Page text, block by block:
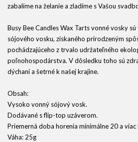
zabalíme na želanie a zladíme s Vašou
Busy Bee Candles Wax Tarts vonné vosky
sójového vosku, získaného prirodzeným
pochádzajúceho z trvalo udržateľného
poľnohospodárstva. V dôsledku toho sú
dýchaní a šetrné k našej krajine.
Obsah:
Vysoko vonný sójový vosk.
Dodávané s flip-top uzáverom.
Priemerná doba horenia minimálne 20 a viac
Váha: 25g